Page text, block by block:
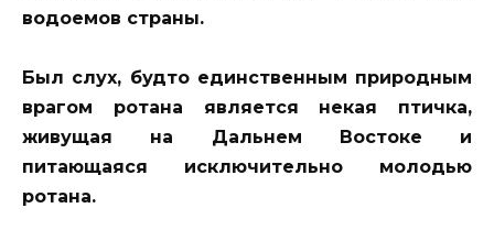
водоемов страны.
Был слух, будто единственным природным
врагом ротана является некая птичка,
живущая на Дальнем Востоке и
питающаяся исключительно молодью
ротана.